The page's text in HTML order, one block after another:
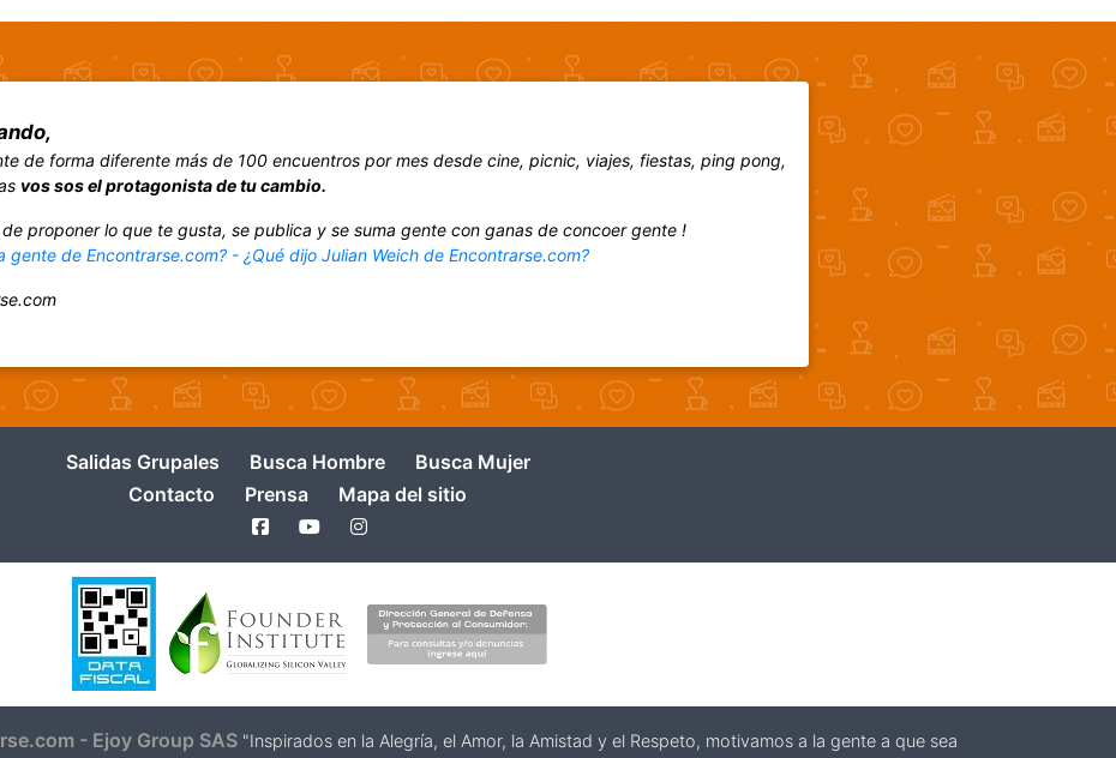
de forma diferente más de 100 encuentros por mes desde cine, picnic, viajes, fiestas, ping pong,
vos sos el protagonista de tu cambio.
proponer lo que te gusta, se publica y se suma gente con ganas de concoer gente !
gente de Encontrarse.com? - ¿Qué dijo Julian Weich de Encontrarse.com?
Salidas Grupales Busca Hombre
Busca Mujer
Contacto
Prensa Mapa del sitio
- Ejoy Group SAS "Inspirados en la Alegría, el Amor, la Amistad y el Respeto, motivamos a la gente a que sea